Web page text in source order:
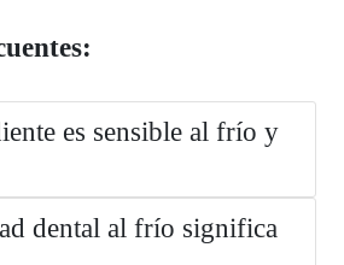
es sensible al frío y
dental al frío significa